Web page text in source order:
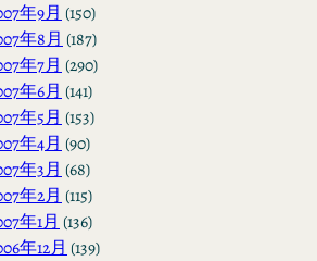
年9月 (150)
年8月 (187)
年7月 (290)
年6月 (141)
年5月 (153)
年4月 (90)
年3月 (68)
年2月 (115)
年1月 (136)
年12月 (139)